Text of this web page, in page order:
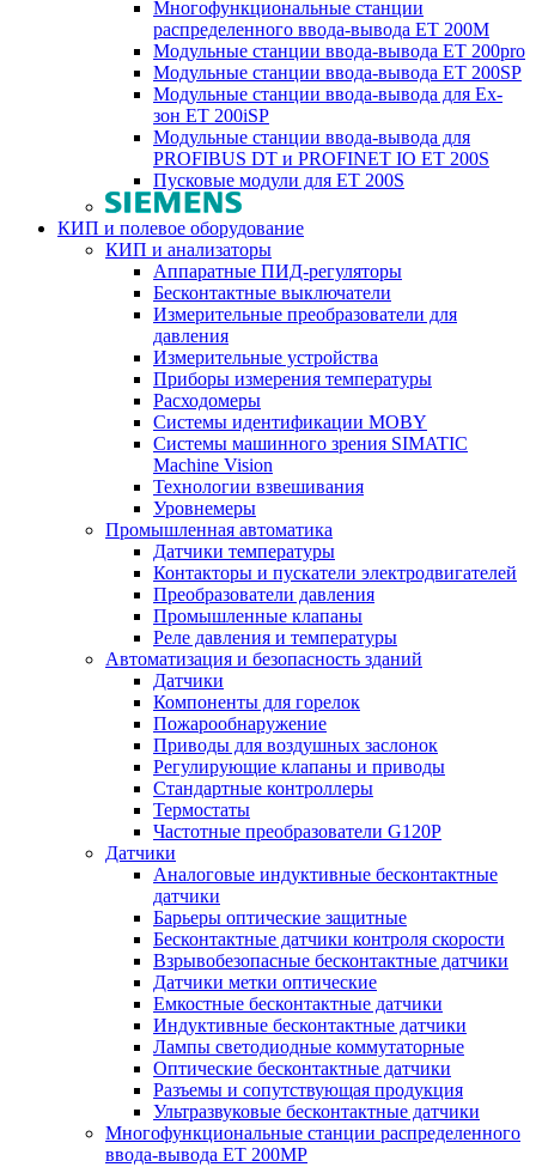
Многофункциональные станции
распределенного ввода-вывода ET 200M
Модульные станции ввода-вывода ET 200pro
Модульные станции ввода-вывода ET 200SP
Модульные станции ввода-вывода для Ex-
зон ET 200iSP
Модульные станции ввода-вывода для
PROFIBUS DT и PROFINET IO ET 200S
Пусковые модули для ET 200S
КИП и полевое оборудование
КИП и анализаторы
Аппаратные ПИД-регуляторы
Бесконтактные выключатели
Измерительные преобразователи для
давления
Измерительные устройства
Приборы измерения температуры
Расходомеры
Системы идентификации MOBY
Системы машинного зрения SIMATIC
Machine Vision
Технологии взвешивания
Уровнемеры
Промышленная автоматика
Датчики температуры
Контакторы и пускатели электродвигателей
Преобразователи давления
Промышленные клапаны
Реле давления и температуры
Автоматизация и безопасность зданий
Датчики
Компоненты для горелок
Пожарообнаружение
Приводы для воздушных заслонок
Регулирующие клапаны и приводы
Стандартные контроллеры
Термостаты
Частотные преобразователи G120P
Датчики
Аналоговые индуктивные бесконтактные
датчики
Барьеры оптические защитные
Бесконтактные датчики контроля скорости
Взрывобезопасные бесконтактные датчики
Датчики метки оптические
Емкостные бесконтактные датчики
Индуктивные бесконтактные датчики
Лампы светодиодные коммутаторные
Оптические бесконтактные датчики
Разъемы и сопутствующая продукция
Ультразвуковые бесконтактные датчики
Многофункциональные станции распределенного
ввода-вывода ET 200MP